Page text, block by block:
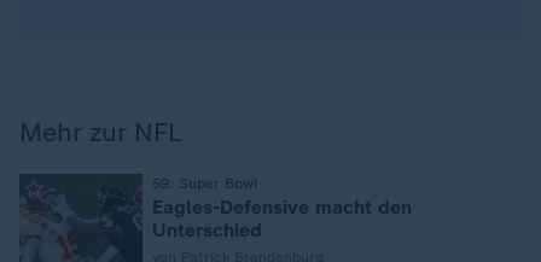
Mehr zur NFL
59. Super Bowl
Eagles-Defensive macht den
Unterschied